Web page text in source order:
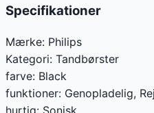
Specifikationer
Mærke: Philips
Kategori: Tandbørster
farve: Black
funktioner: Genopladelig,